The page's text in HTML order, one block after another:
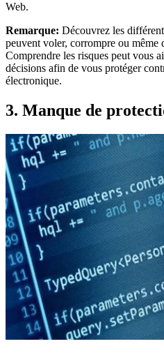
Web.
Remarque: Découvrez les
peuvent voler, corrompre ou même
Comprendre les risques peut vous
décisions afin de vous protéger
électronique.
3. Manque de